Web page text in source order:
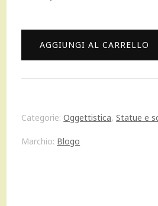
era:
50,00 €.
è:
Blogo
Design
Universe
CM
AGGIUNGI AL CARRELLO
Categorie:Oggettistica,Statue e
Marchio: Blogo